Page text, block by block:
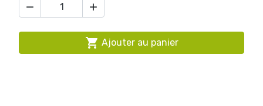
 
 Ajouter au panier